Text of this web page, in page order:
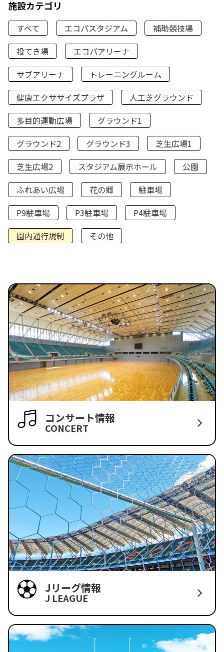
施設カテゴリ
すべて エコパスタジアム
補助競技場
投てき場
エコパアリーナ
サブアリーナ
トレーニングルーム
健康エクササイズプラザ
人工芝グラウンド
多目的運動広場
グラウンド1
グラウンド2
グラウンド3
芝生広場1
芝生広場2
スタジアム展示ホール
公園
ふれあい広場
花の郷
駐車場
P9駐車場
P3駐車場
P4駐車場
園内通行規制
その他
コンサート情報
CONCERT
Jリーグ情報
J LEAGUE